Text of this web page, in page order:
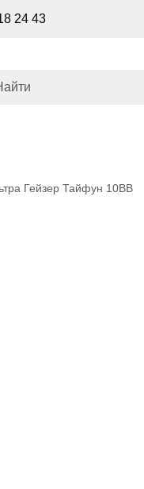
24 43
Гейзер Тайфун 10ВВ